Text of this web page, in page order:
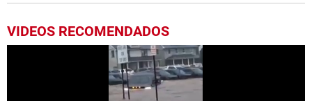
VIDEOS RECOMENDADOS